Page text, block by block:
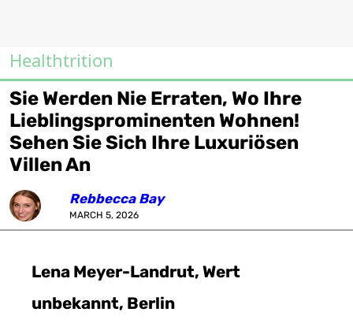
Healthtrition
Sie Werden Nie Erraten, Wo Ihre
Lieblingsprominenten Wohnen!
Sehen Sie Sich Ihre Luxuriösen
Villen An
Rebbecca Bay
MARCH 5, 2026
Lena Meyer-Landrut, Wert
unbekannt, Berlin